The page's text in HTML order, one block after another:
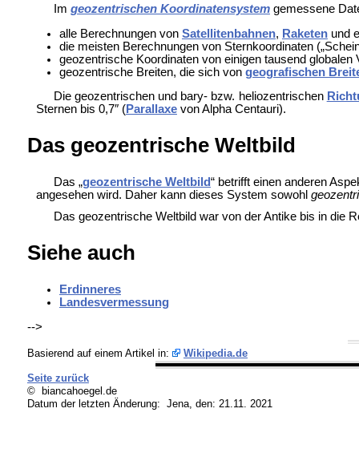
Im geozentrischen Koordinatensystemgemessene
alle Berechnungen von Satellitenbahnen, Raketenund
die meisten Berechnungen von Sternkoordinaten
geozentrische Koordinaten von einigen tausend
geozentrische Breiten, die sich von geografischen
Die geozentrischen und bary- bzw. heliozentrischen
Sternen bis 0,7″ (ParallaxevonAlpha Centauri).
Das geozentrische Weltbild
Das „geozentrische Weltbild“ betrifft einen anderen
angesehen wird. Daher kann dieses System sowohl
Das geozentrische Weltbild war von der Antike bis in die
Siehe auch
Erdinneres
Landesvermessung
-->
Basierend auf einem Artikel in: Wikipedia.de
Seite zurück
© biancahoegel.de
Datum der letzten Änderung: Jena, den: 21.11. 2021